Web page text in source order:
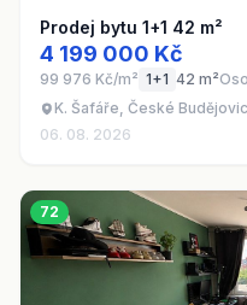
Prodej bytu 1+1 42 m²
4 199 000 Kč
99 976 Kč/m² 1+1 42 m²
K. Šafáře, České
06. 08. 2026
72